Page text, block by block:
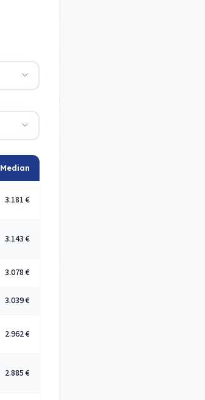
Median
3.181 €
3.143 €
3.078 €
3.039 €
2.962 €
2.885 €